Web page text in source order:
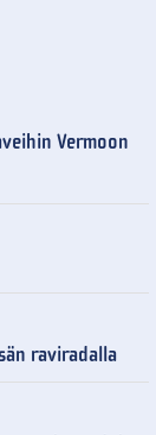
Vermoon
raviradalla